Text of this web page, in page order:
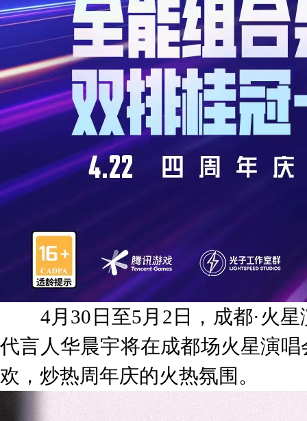
4月30日至5月2日，成都·火星
代言人华晨宇将在成都场火星演
欢，炒热周年庆的火热氛围。